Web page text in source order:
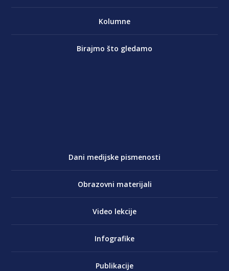
Kolumne
Birajmo što gledamo
Dani medijske pismenosti
Obrazovni materijali
Video lekcije
Infografike
Publikacije